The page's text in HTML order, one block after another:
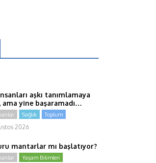
aşkı tanımlamaya
ama yine başaramadı…
Sağlık Toplum
2026
mantarlar mı başlatıyor?
Yaşam Bilimleri